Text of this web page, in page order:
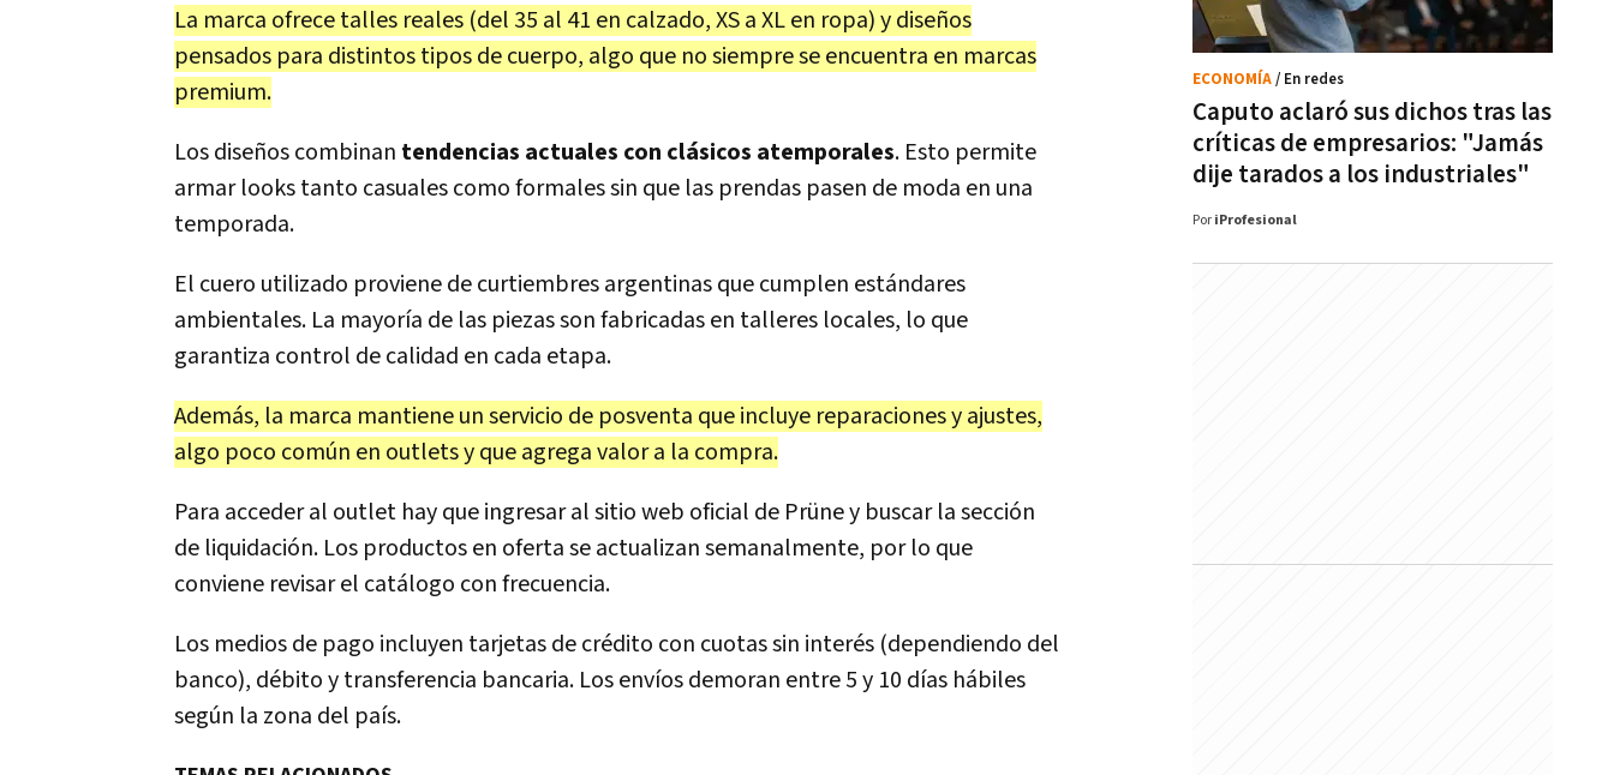
La marca ofrece talles reales (del 35 al 41 en calzado, XS a XL en ropa) y diseños
pensados para distintos tipos de cuerpo, algo que no siempre se encuentra en marcas
premium.
Los diseños combinan tendencias actuales con clásicos atemporales. Esto permite
armar looks tanto casuales como formales sin que las prendas pasen de moda en una
temporada.
El cuero utilizado proviene de curtiembres argentinas que cumplen estándares
ambientales. La mayoría de las piezas son fabricadas en talleres locales, lo que
garantiza control de calidad en cada etapa.
Además, la marca mantiene un servicio de posventa que incluye reparaciones y ajustes,
algo poco común en outlets y que agrega valor a la compra.
Para acceder al outlet hay que ingresar al sitio web oficial de Prüne y buscar la sección
de liquidación. Los productos en oferta se actualizan semanalmente, por lo que
conviene revisar el catálogo con frecuencia.
Los medios de pago incluyen tarjetas de crédito con cuotas sin interés (dependiendo del
banco), débito y transferencia bancaria. Los envíos demoran entre 5 y 10 días hábiles
según la zona del país.
Caputo aclaró sus dichos tras las
críticas de empresarios: "Jamás
dije tarados a los industriales"
ECONOMÍA/ En redes
Por iProfesional